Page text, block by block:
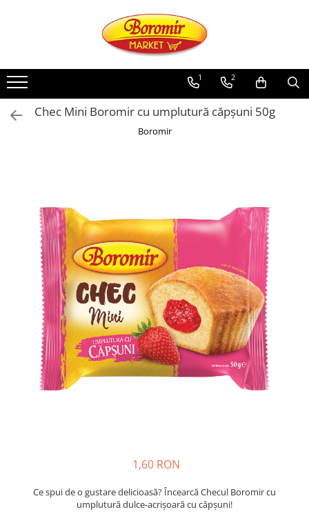
Noutati
Produse de post
Cozonac
Cozonac Traditional
Cozonac Casa Boromir
Cozonac Pricomigdala
Cozonac Magnum
Cozonac Vegan (de post)
Cozonac Collection
Cozo-Bun
Cozonac Cadou
Cozonac cu Unt
Cozonac Royal
Cozonac Mos Craciun
Fursecuri
1 2
Chec Mini Boromir cu umplutură căpșuni 50g
Boromir
1,60 RON
Ce spui de o gustare delicioasă? Încearcă Checul Boromir cu
umplutură dulce-acrișoară cu căpșuni!